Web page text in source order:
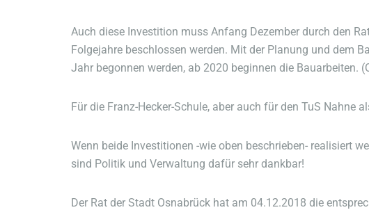
Auch diese Investition muss Anfang Dezember durch den
Folgejahre beschlossen werden. Mit der Planung und dem
Jahr begonnen werden, ab 2020 beginnen die Bauarbeiten.
Für die Franz-Hecker-Schule, aber auch für den TuS Nahne
Wenn beide Investitionen -wie oben beschrieben- realisiert
sind Politik und Verwaltung dafür sehr dankbar!
Der Rat der Stadt Osnabrück hat am 04.12.2018 die